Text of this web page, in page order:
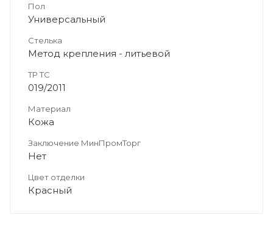
Пол
Универсальный
Стелька
Метод крепления - литьевой
ТР ТС
019/2011
Материал
Кожа
Заключение МинПромТорг
Нет
Цвет отделки
Красный